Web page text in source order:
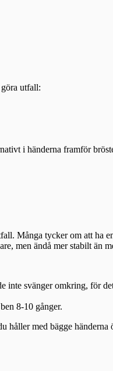
utfall:
i händerna framför
Många tycker om att ha
men ändå mer stabilt än
inte svänger omkring, för
8-10 gånger.
håller med bägge